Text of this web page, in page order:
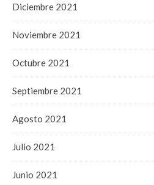
Diciembre 2021
Noviembre 2021
Octubre 2021
Septiembre 2021
Agosto 2021
Julio 2021
Junio 2021